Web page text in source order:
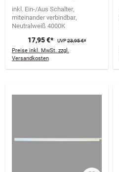
inkl. Ein-/Aus Schalter
miteinander verbindbar
Neutralweiß 4000K
17,95 €* UVP23,95 €*
Preise inkl. MwSt. zzgl.
Versandkosten